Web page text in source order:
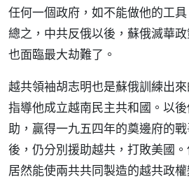
任何一個政府，如不能做他的工
總之，中共反俄以後，蘇俄滅華
也面臨最大劫難了。
越共領袖胡志明也是蘇俄訓練出
指導他成立越南民主共和國。以
助，贏得一九五四年的奠邊府的
後，仍分別援助越共，打敗美國
居然能使兩共共同製造的越共政